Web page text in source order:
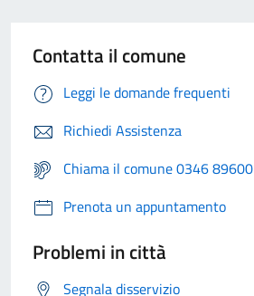
Contatta il comune
Leggi le domande frequenti
Richiedi Assistenza
Chiama il comune 0346 89600
Prenota un appuntamento
Problemi in città
Segnala disservizio